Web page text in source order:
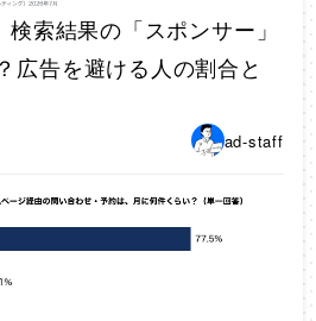
検索結果の「スポンサー」
広告を避ける人の割合と
ad-staff